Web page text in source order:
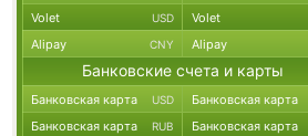
Volet USD Volet
Alipay CNY Alipay
Банковские счета и карты
Банковская карта USD Банковская карта
Банковская карта RUB Банковская карта